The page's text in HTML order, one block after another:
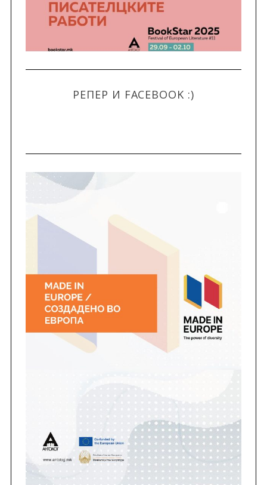
РЕПЕР И FACEBOOK :)